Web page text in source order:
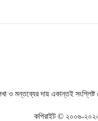
ও মন্তব্যের দায় একান্তই
কপিরাইট © ২০০৬-